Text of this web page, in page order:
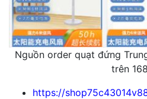
Nguồn order quạt đứng
trên
https://